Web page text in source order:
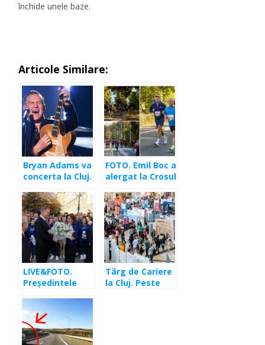
închide unele baze.
Articole Similare:
Bryan Adams va
concerta la Cluj.
la eveniment
FOTO. Emil Boc a
alergat la Crosul
alături de alți
2000 de clujeni
LIVE&FOTO.
Preşedintele
la Cluj-Napoca
Târg de Cariere
la Cluj. Peste